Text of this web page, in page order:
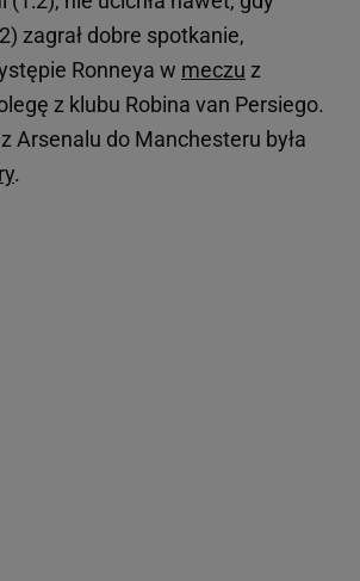
zagrał dobre spotkanie,
Ronneya w meczu z
z klubu Robina van Persiego.
Arsenalu do Manchesteru była
.